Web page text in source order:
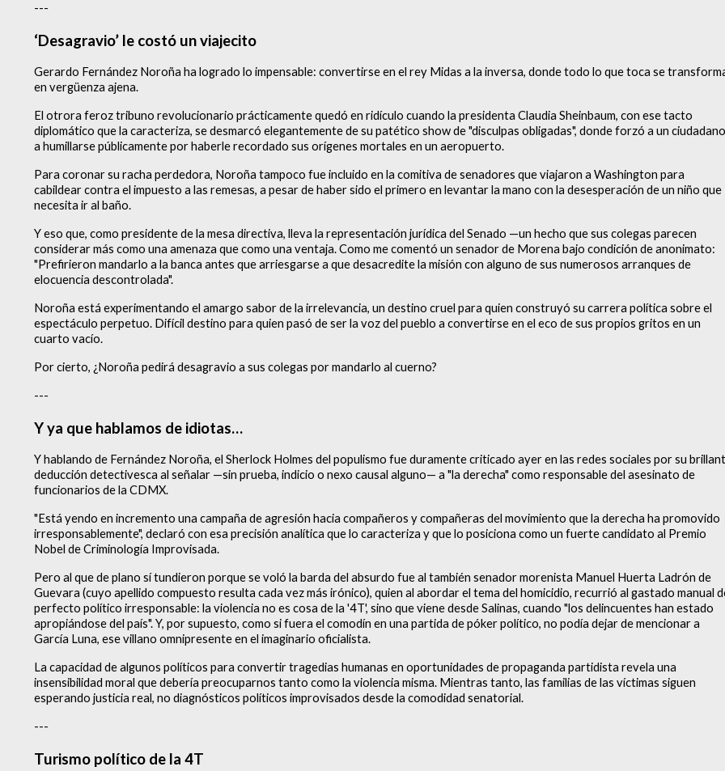
---
‘Desagravio’ le costó un viajecito
Gerardo Fernández Noroña ha logrado lo impensable: convertirse en el rey Midas a la inversa, donde todo lo que toca se
en vergüenza ajena.
El otrora feroz tribuno revolucionario prácticamente quedó en ridículo cuando la presidenta Claudia Sheinbaum, con ese tacto
diplomático que la caracteriza, se desmarcó elegantemente de su patético show de "disculpas obligadas", donde forzó a un ciudadano
a humillarse públicamente por haberle recordado sus orígenes mortales en un aeropuerto.
Para coronar su racha perdedora, Noroña tampoco fue incluido en la comitiva de senadores que viajaron a Washington para
cabildear contra el impuesto a las remesas, a pesar de haber sido el primero en levantar la mano con la desesperación de un niño que
necesita ir al baño.
Y eso que, como presidente de la mesa directiva, lleva la representación jurídica del Senado —un hecho que sus colegas parecen
considerar más como una amenaza que como una ventaja. Como me comentó un senador de Morena bajo condición de anonimato:
"Prefirieron mandarlo a la banca antes que arriesgarse a que desacredite la misión con alguno de sus numerosos arranques de
elocuencia descontrolada".
Noroña está experimentando el amargo sabor de la irrelevancia, un destino cruel para quien construyó su carrera política sobre el
espectáculo perpetuo. Difícil destino para quien pasó de ser la voz del pueblo a convertirse en el eco de sus propios gritos en un
cuarto vacío.
Por cierto, ¿Noroña pedirá desagravio a sus colegas por mandarlo al cuerno?
---
Y ya que hablamos de idiotas…
Y hablando de Fernández Noroña, el Sherlock Holmes del populismo fue duramente criticado ayer en las redes sociales por su
deducción detectivesca al señalar —sin prueba, indicio o nexo causal alguno— a "la derecha" como responsable del asesinato de
funcionarios de la CDMX.
"Está yendo en incremento una campaña de agresión hacia compañeros y compañeras del movimiento que la derecha ha promovido
irresponsablemente", declaró con esa precisión analítica que lo caracteriza y que lo posiciona como un fuerte candidato al Premio
Nobel de Criminología Improvisada.
Pero al que de plano sí tundieron porque se voló la barda del absurdo fue al también senador morenista Manuel Huerta Ladrón de
Guevara (cuyo apellido compuesto resulta cada vez más irónico), quien al abordar el tema del homicidio, recurrió al gastado manual
perfecto político irresponsable: la violencia no es cosa de la '4T', sino que viene desde Salinas, cuando "los delincuentes han estado
apropiándose del país". Y, por supuesto, como si fuera el comodín en una partida de póker político, no podía dejar de mencionar a
García Luna, ese villano omnipresente en el imaginario oficialista.
La capacidad de algunos políticos para convertir tragedias humanas en oportunidades de propaganda partidista revela una
insensibilidad moral que debería preocuparnos tanto como la violencia misma. Mientras tanto, las familias de las víctimas siguen
esperando justicia real, no diagnósticos políticos improvisados desde la comodidad senatorial.
---
Turismo político de la 4T